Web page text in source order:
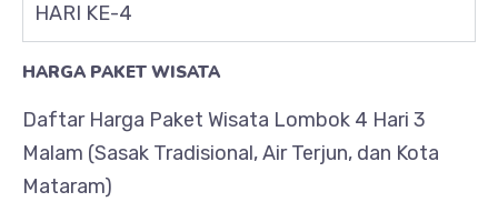
HARI KE-4
HARGA PAKET WISATA
Daftar Harga Paket Wisata Lombok 4 Hari 3
Malam (Sasak Tradisional, Air Terjun, dan Kota
Mataram)